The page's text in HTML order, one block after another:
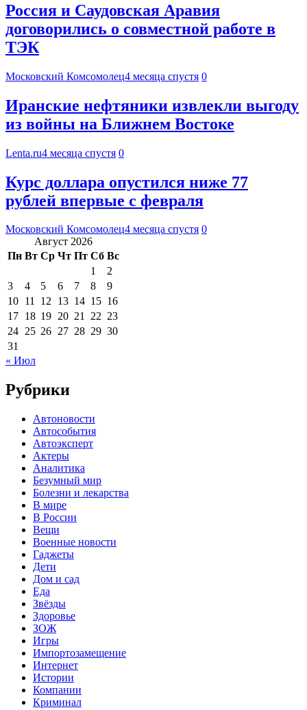
Россия и Саудовская Аравия
договорились о совместной работе в
ТЭК
Московский Комсомолец4 месяца спустя 0
Иранские нефтяники извлекли выгоду
из войны на Ближнем Востоке
Lenta.ru4 месяца спустя 0
Курс доллара опустился ниже 77
рублей впервые с февраля
Московский Комсомолец4 месяца спустя 0
Август 2026
Пн Вт Ср Чт Пт Сб Вс
1
2
3
4 5 6 7 8
9
10 11 12 13 14 15 16
17 18 19 20 21 22 23
24 25 26 27 28 29 30
31
« Июл
Рубрики
Автоновости
Автособытия
Автоэксперт
Актеры
Аналитика
Безумный мир
Болезни и лекарства
В мире
В России
Вещи
Военные новости
Гаджеты
Дети
Дом и сад
Еда
Звёзды
Здоровье
ЗОЖ
Игры
Импортозамещение
Интернет
Истории
Компании
Криминал